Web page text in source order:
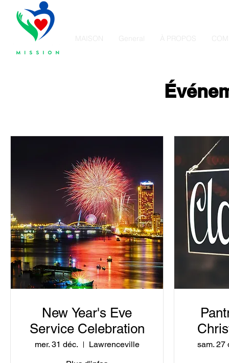
MAISON General À PROPOS
New Year's Eve
Service Celebration
mer. 31 déc.
Lawrenceville
sam. 27